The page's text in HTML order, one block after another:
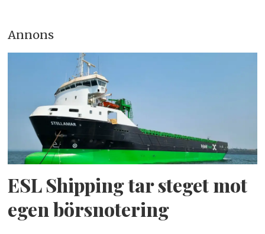
Annons
ESL Shipping tar steget mot
egen börsnotering